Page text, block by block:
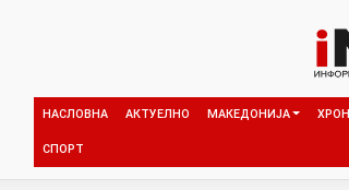
НАСЛОВНА АКТУЕЛНО МАКЕДОНИЈА
СПОРТ